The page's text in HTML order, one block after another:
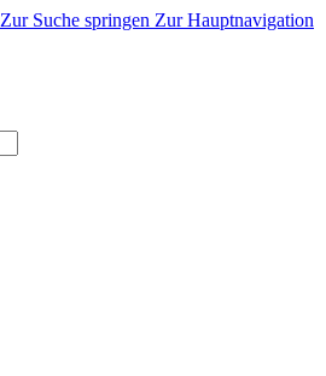
Zur Suche springen Zur Hauptnavigation